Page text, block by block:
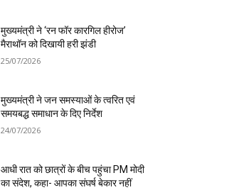
मुख्यमंत्री ने ‘रन फॉर कारगिल हीरोज’
मैराथॉन को दिखायी हरी झंडी
25/07/2026
मुख्यमंत्री ने जन समस्याओं के त्वरित एवं
समयबद्ध समाधान के दिए निर्देश
24/07/2026
आधी रात को छात्रों के बीच पहुंचा PM मोदी
का संदेश, कहा- आपका संघर्ष बेकार नहीं